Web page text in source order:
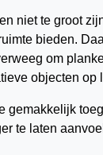
niet te groot
bieden.
om
objecten op
gemakkelijk
te laten